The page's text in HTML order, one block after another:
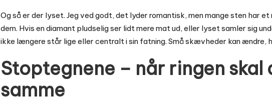
Og så er der lyset. Jeg ved godt, det lyder romantisk, men mange sten har
dem. Hvis en diamant pludselig ser lidt mere mat ud, eller lyset samler sig
ikke længere står lige eller centralt i sin fatning. Små skævheder kan ændre,
Stoptegnene – når ringen skal
samme